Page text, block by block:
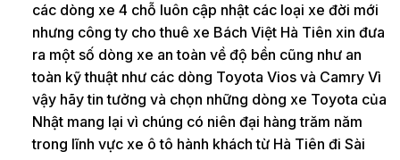
các dòng xe 4 chỗ luôn cập nhật các loại xe đời mới
nhưng công ty cho thuê xe Bách Việt Hà Tiên xin đưa
ra một số dòng xe an toàn về độ bền cũng như an
toàn kỹ thuật như các dòng Toyota Vios và Camry Vì
vậy hãy tin tưởng và chọn những dòng xe Toyota của
Nhật mang lại vì chúng có niên đại hàng trăm năm
trong lĩnh vực xe ô tô hành khách từ Hà Tiên đi Sài